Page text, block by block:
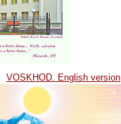
VOSKHOD. English version